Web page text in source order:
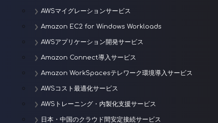
AWSマイグレーションサービス
Amazon EC2 for Windows Workloads
AWSアプリケーション開発サービス
Amazon Connect導入サービス
Amazon WorkSpacesテレワーク環境導入サービス
AWSコスト最適化サービス
AWSトレーニング・内製化支援サービス
日本・中国のクラウド間安定接続サービス